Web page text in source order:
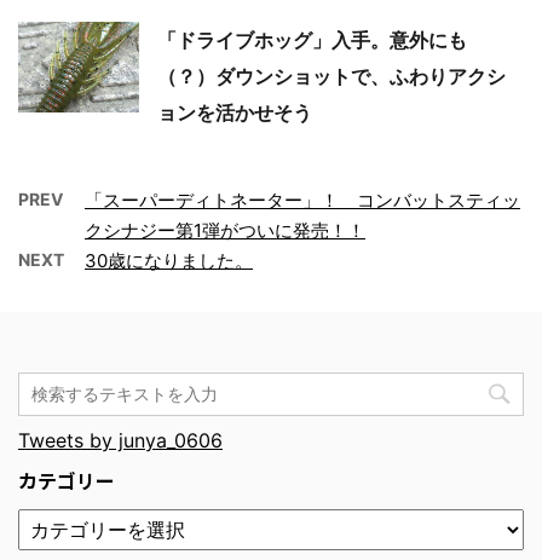
「ドライブホッグ」入手。意外にも
（？）ダウンショットで、ふわりアクシ
ョンを活かせそう
PREV
「スーパーディトネーター」！ コンバットスティッ
クシナジー第1弾がついに発売！！
NEXT 30歳になりました。
Tweets by junya_0606
カテゴリー